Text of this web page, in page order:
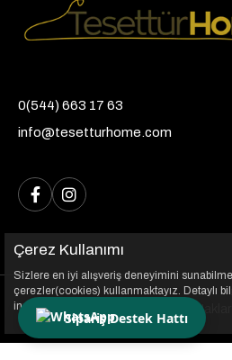
Sipariş Destek Hattı
0(544) 663 17 63
info@tesetturhome.com
© 2026 Tesettür Home, Tüm Hakları
Çerez Kullanımı
Sizlere en iyi alışveriş deneyimini
çerezler(cookies) kullanmaktayız. Detaylı
inceleyebilirsiniz.